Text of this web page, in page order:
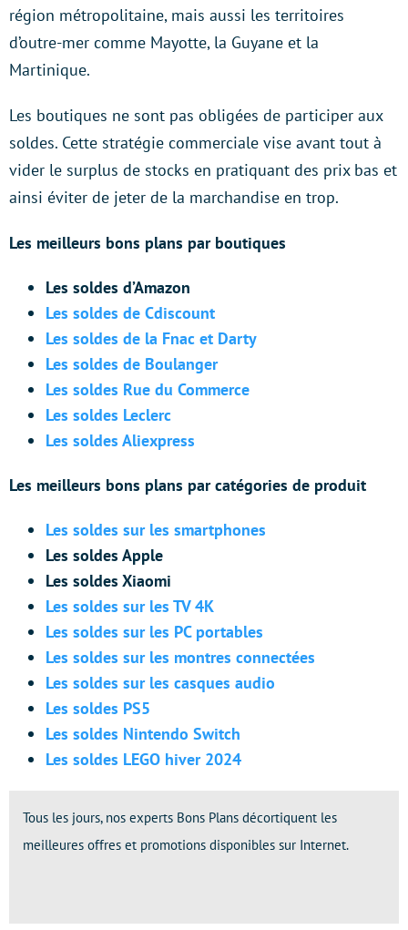
région métropolitaine, mais aussi les territoires
d’outre-mer comme Mayotte, la Guyane et la
Martinique.
Les boutiques ne sont pas obligées de participer aux
soldes. Cette stratégie commerciale vise avant tout à
vider le surplus de stocks en pratiquant des prix bas et
ainsi éviter de jeter de la marchandise en trop.
Les meilleurs bons plans par boutiques
Les soldes d’Amazon
Les soldes de Cdiscount
Les soldes de la Fnac et Darty
Les soldes de Boulanger
Les soldes Rue du Commerce
Les soldes Leclerc
Les soldes Aliexpress
Les meilleurs bons plans par catégories de produit
Les soldes sur les smartphones
Les soldes Apple
Les soldes Xiaomi
Les soldes sur les TV 4K
Les soldes sur les PC portables
Les soldes sur les montres connectées
Les soldes sur les casques audio
Les soldes PS5
Les soldes Nintendo Switch
Les soldes LEGO hiver 2024
Tous les jours, nos experts Bons Plans décortiquent les
meilleures offres et promotions disponibles sur Internet.